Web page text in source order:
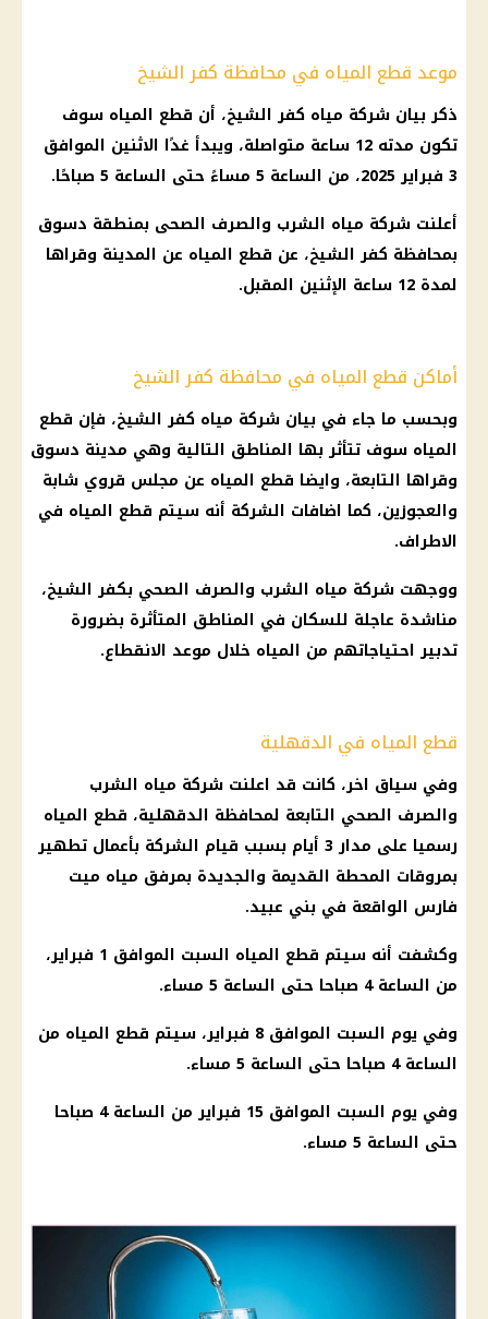
موعد قطع المياه في محافظة كفر الشيخ
ذكر بيان شركة مياه كفر الشيخ، أن قطع المياه سوف
تكون مدته 12 ساعة متواصلة، ويبدأ غدًا الاثنين الموافق
3 فبراير 2025
، من الساعة 5 مساءً حتى الساعة 5 صباحًا.
أعلنت شركة مياه الشرب والصرف الصحى بمنطقة دسوق
بمحافظة كفر الشيخ، عن قطع المياه عن المدينة وقراها
لمدة 12 ساعة الإثنين المقبل.
أماكن قطع المياه في محافظة كفر الشيخ
وبحسب ما جاء في بيان شركة مياه كفر الشيخ، فإن قطع
المياه سوف تتأثر بها المناطق التالية وهي مدينة دسوق
وقراها التابعة، وايضا قطع المياه عن مجلس قروي شابة
والعجوزين، كما اضافات الشركة أنه سيتم قطع المياه في
الاطراف.
ووجهت شركة مياه الشرب والصرف الصحي بكفر الشيخ،
مناشدة عاجلة للسكان في المناطق المتأثرة بضرورة
تدبير احتياجاتهم من المياه خلال موعد الانقطاع.
قطع المياه في الدقهلية
وفي سياق اخر، كانت قد اعلنت شركة مياه الشرب
والصرف الصحي التابعة لمحافظة الدقهلية، قطع المياه
رسميا على مدار 3 أيام بسبب قيام الشركة بأعمال تطهير
بمروقات المحطة القديمة والجديدة بمرفق مياه ميت
فارس الواقعة في بني عبيد.
وكشفت أنه سيتم قطع المياه السبت الموافق 1 فبراير،
من الساعة 4 صباحا حتى الساعة 5 مساء.
وفي يوم السبت الموافق 8 فبراير، سيتم قطع المياه من
الساعة 4 صباحا حتى الساعة 5 مساء.
وفي يوم السبت الموافق 15 فبراير من الساعة 4 صباحا
حتى الساعة 5 مساء.